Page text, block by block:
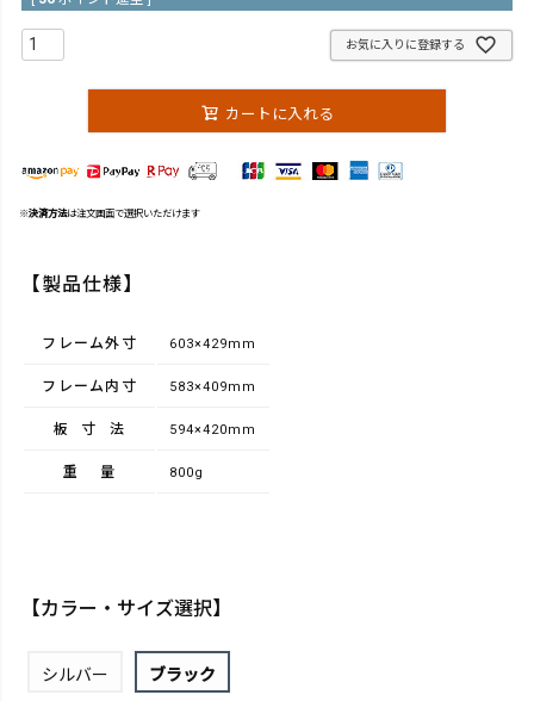
お気に入りに登録する
カートに入れる
※決済方法は注文画面で選択いただけます
【製品仕様】
フレーム外寸 603×429mm
フレーム内寸 583×409mm
板寸法 594×420mm
重量 800g
【カラー・サイズ選択】
シルバー ブラック